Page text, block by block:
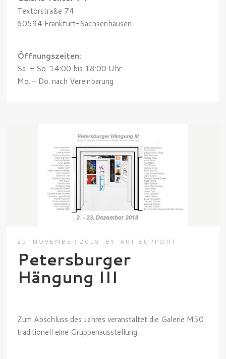
Textorstraße 74
60594 Frankfurt-Sachsenhausen
Öffnungszeiten:
Sa. + So. 14:00 bis 18:00 Uhr
Mo. – Do. nach Vereinbarung
25. NOVEMBER 2018 BY ART SUPPORT
Petersburger
Hängung III
Zum Abschluss des Jahres veranstaltet die Galerie M50
traditionell eine Gruppenausstellung.